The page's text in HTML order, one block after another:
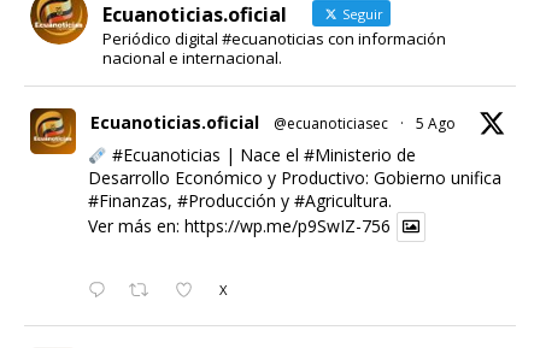
Ecuanoticias.oficial Seguir
Periódico digital #ecuanoticias con información
nacional e internacional.
Ecuanoticias.oficial @ecuanoticiasec · 5 Ago
#Ecuanoticias | Nace el #Ministerio de
Desarrollo Económico y Productivo: Gobierno unifica
#Finanzas, #Producción y #Agricultura.
Ver más en: https://wp.me/p9SwIZ-756
X